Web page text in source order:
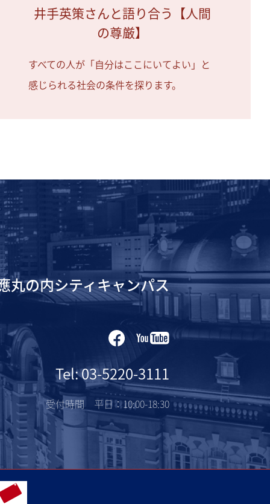
井手英策さんと語り合う【人間
の尊厳】
すべての人が「自分はここにいてよい」と
感じられる社会の条件を探ります。
丸の内シティキャンパス
Tel: 03-5220-3111
受付時間 平日：10:00-18:30